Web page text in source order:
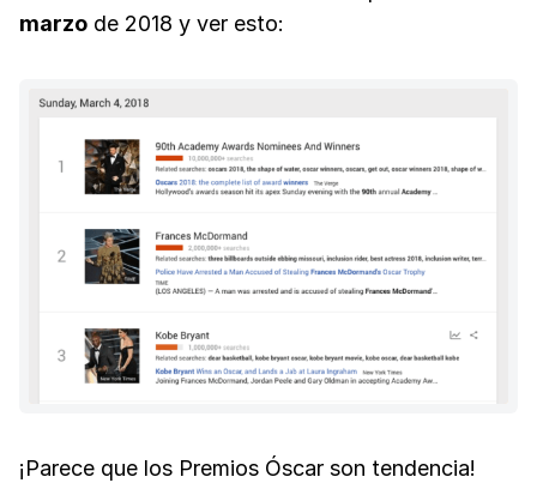
marzo de 2018 y ver esto:
¡Parece que los Premios Óscar son tendencia!